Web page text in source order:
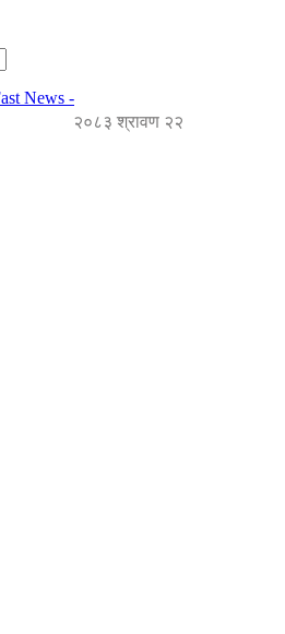
News -
२०८३ श्रावण २२